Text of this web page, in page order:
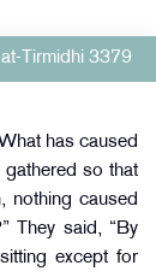
at-Tirmidhi 3379
has caused
gathered so that
nothing caused
They said, “By
except for